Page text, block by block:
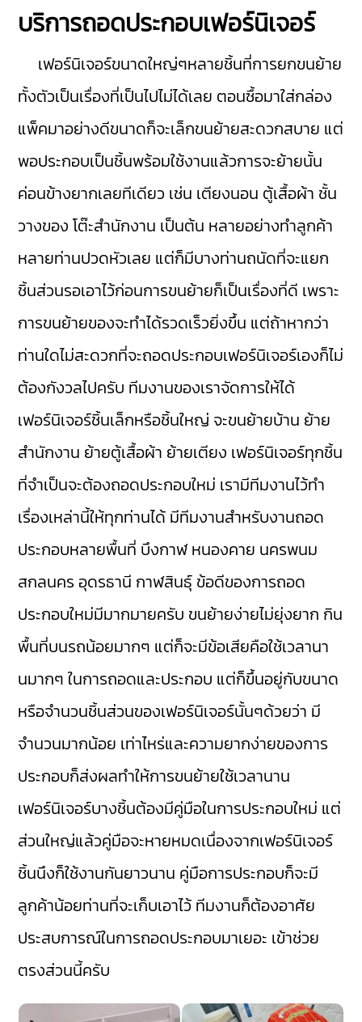
บริการถอดประกอบเฟอร์นิเจอร์
เฟอร์นิเจอร์ขนาดใหญ่ๆหลายชิ้นที่การยกขนย้าย
ทั้งตัวเป็นเรื่องที่เป็นไปไม่ได้เลย ตอนซื้อมาใส่กล่อง
แพ็คมาอย่างดีขนาดก็จะเล็กขนย้ายสะดวกสบาย แต่
พอประกอบเป็นชิ้นพร้อมใช้งานแล้วการจะย้ายนั้น
ค่อนข้างยากเลยทีเดียว เช่น เตียงนอน ตู้เสื้อผ้า ชั้น
วางของ โต๊ะสำนักงาน เป็นต้น หลายอย่างทำลูกค้า
หลายท่านปวดหัวเลย แต่ก็มีบางท่านถนัดที่จะแยก
ชิ้นส่วนรอเอาไว้ก่อนการขนย้ายก็เป็นเรื่องที่ดี เพราะ
การขนย้ายของจะทำได้รวดเร็วยิ่งขึ้น แต่ถ้าหากว่า
ท่านใดไม่สะดวกที่จะถอดประกอบเฟอร์นิเจอร์เองก็ไม่
ต้องกังวลไปครับ ทีมงานของเราจัดการให้ได้
เฟอร์นิเจอร์ชิ้นเล็กหรือชิ้นใหญ่ จะขนย้ายบ้าน ย้าย
สำนักงาน ย้ายตู้เสื้อผ้า ย้ายเตียง เฟอร์นิเจอร์ทุกชิ้น
ที่จำเป็นจะต้องถอดประกอบใหม่ เรามีทีมงานไว้ทำ
เรื่องเหล่านี้ให้ทุกท่านได้ มีทีมงานสำหรับงานถอด
ประกอบหลายพื้นที่ บึงกาฬ หนองคาย นครพนม
สกลนคร อุดรธานี กาฬสินธุ์ ข้อดีของการถอด
ประกอบใหม่มีมากมายครับ ขนย้ายง่ายไม่ยุ่งยาก กิน
พื้นที่บนรถน้อยมากๆ แต่ก็จะมีข้อเสียคือใช้เวลานา
นมากๆ ในการถอดและประกอบ แต่ก็ขึ้นอยู่กับขนาด
หรือจำนวนชิ้นส่วนของเฟอร์นิเจอร์นั้นๆด้วยว่า มี
จำนวนมากน้อย เท่าไหร่และความยากง่ายของการ
ประกอบก็ส่งผลทำให้การขนย้ายใช้เวลานาน
เฟอร์นิเจอร์บางชิ้นต้องมีคู่มือในการประกอบใหม่ แต่
ส่วนใหญ่แล้วคู่มือจะหายหมดเนื่องจากเฟอร์นิเจอร์
ชิ้นนึงก็ใช้งานกันยาวนาน คู่มือการประกอบก็จะมี
ลูกค้าน้อยท่านที่จะเก็บเอาไว้ ทีมงานก็ต้องอาศัย
ประสบการณ์ในการถอดประกอบมาเยอะ เข้าช่วย
ตรงส่วนนี้ครับ